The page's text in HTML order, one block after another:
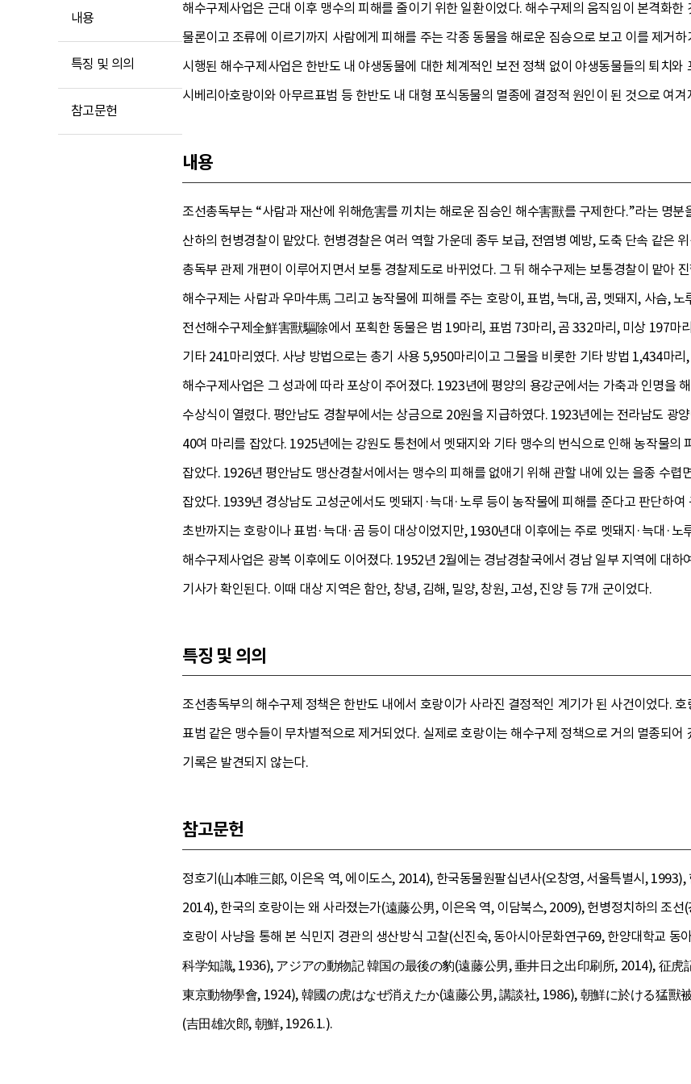
내용
특징 및 의의
참고문헌
해수구제사업은 근대 이후 맹수의 피해를 줄이기 위한 일환이었다. 해수구제의 움직임이 본격화
물론이고 조류에 이르기까지 사람에게 피해를 주는 각종 동물을 해로운 짐승으로 보고 이를 제거
시행된 해수구제사업은 한반도 내 야생동물에 대한 체계적인 보전 정책 없이 야생동물들의 퇴치
시베리아호랑이와 아무르표범 등 한반도 내 대형 포식동물의 멸종에 결정적 원인이 된 것으로 여겨
내용
조선총독부는 “사람과 재산에 위해危害를 끼치는 해로운 짐승인 해수害獸를 구제한다.”라는 명
산하의 헌병경찰이 맡았다. 헌병경찰은 여러 역할 가운데 종두 보급, 전염병 예방, 도축 단속 같은
총독부 관제 개편이 이루어지면서 보통 경찰제도로 바뀌었다. 그 뒤 해수구제는 보통경찰이 맡아
해수구제는 사람과 우마牛馬 그리고 농작물에 피해를 주는 호랑이, 표범, 늑대, 곰, 멧돼지, 사슴,
전선해수구제全鮮害獸驅除에서 포획한 동물은 범 19마리, 표범 73마리, 곰 332마리, 미상 197마
기타 241마리였다. 사냥 방법으로는 총기 사용 5,950마리이고 그물을 비롯한 기타 방법 1,434마
해수구제사업은 그 성과에 따라 포상이 주어졌다. 1923년에 평양의 용강군에서는 가축과 인명을
수상식이 열렸다. 평안남도 경찰부에서는 상금으로 20원을 지급하였다. 1923년에는 전라남도 광
40여 마리를 잡았다. 1925년에는 강원도 통천에서 멧돼지와 기타 맹수의 번식으로 인해 농작물의
잡았다. 1926년 평안남도 맹산경찰서에서는 맹수의 피해를 없애기 위해 관할 내에 있는 을종 수
잡았다. 1939년 경상남도 고성군에서도 멧돼지·늑대·노루 등이 농작물에 피해를 준다고 판단하
초반까지는 호랑이나 표범·늑대·곰 등이 대상이었지만, 1930년대 이후에는 주로 멧돼지·늑대·노
해수구제사업은 광복 이후에도 이어졌다. 1952년 2월에는 경남경찰국에서 경남 일부 지역에 대하
기사가 확인된다. 이때 대상 지역은 함안, 창녕, 김해, 밀양, 창원, 고성, 진양 등 7개 군이었다.
특징 및 의의
조선총독부의 해수구제 정책은 한반도 내에서 호랑이가 사라진 결정적인 계기가 된 사건이었다.
표범 같은 맹수들이 무차별적으로 제거되었다. 실제로 호랑이는 해수구제 정책으로 거의 멸종되
기록은 발견되지 않는다.
참고문헌
정호기(山本唯三郞, 이은옥 역, 에이도스, 2014), 한국동물원팔십년사(오창영, 서울특별시,
2014), 한국의 호랑이는 왜 사라졌는가(遠藤公男, 이은옥 역, 이담북스, 2009), 헌병정치하의 조
호랑이 사냥을 통해 본 식민지 경관의 생산방식 고찰(신진숙, 동아시아문화연구69, 한양대학교
科学知識, 1936), アジアの動物記 韓国の最後の豹(遠藤公男, 垂井日之出印刷所, 2014), 征
東京動物學會, 1924), 韓國の虎はなぜ消えたか(遠藤公男, 講談社, 1986), 朝鮮に於ける猛
(吉田雄次郎, 朝鮮, 1926.1.).